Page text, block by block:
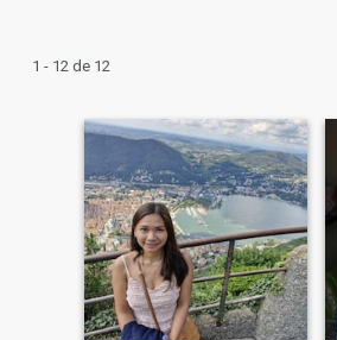
1 - 12 de 12